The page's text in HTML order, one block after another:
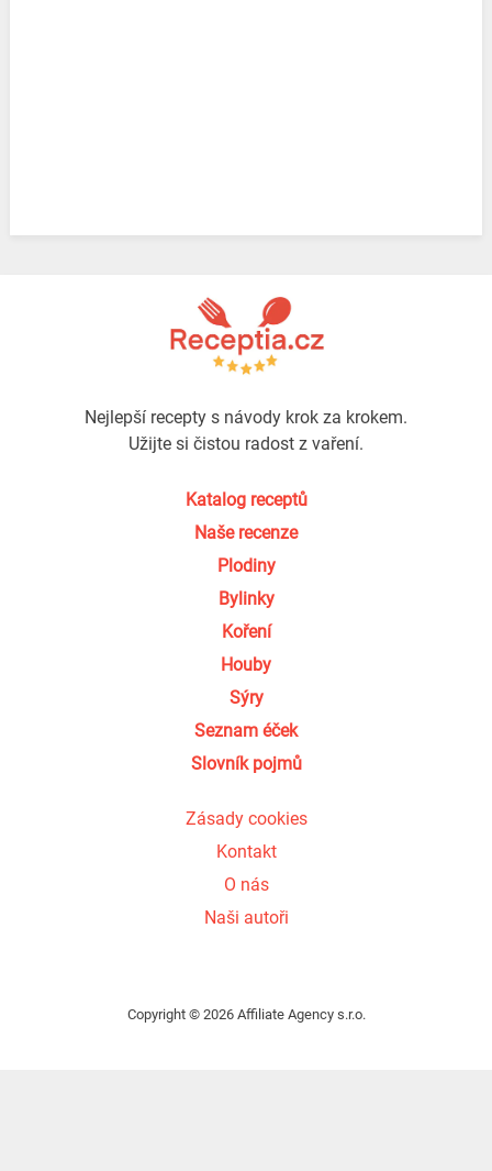
Nejlepší recepty s návody krok za krokem.
Užijte si čistou radost z vaření.
Katalog receptů
Naše recenze
Plodiny
Bylinky
Koření
Houby
Sýry
Seznam éček
Slovník pojmů
Zásady cookies
Kontakt
O nás
Naši autoři
Copyright © 2026 Affiliate Agency s.r.o.